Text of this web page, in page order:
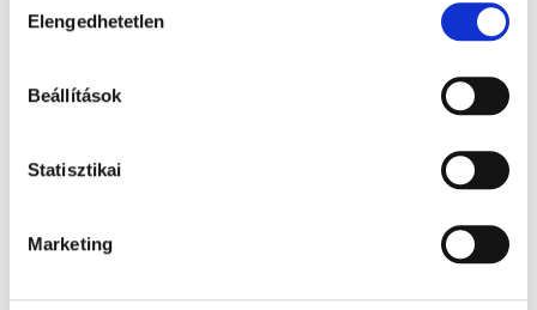
kiválasztása
Elengedhetetlen
Beállítások
Statisztikai
Marketing